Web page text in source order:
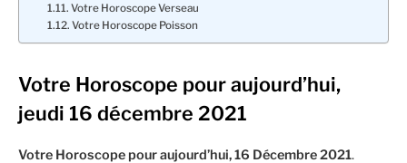
Votre Horoscope Verseau
Votre Horoscope Poisson
Votre Horoscope pour aujourd’hui,
jeudi 16 décembre 2021
Votre Horoscope pour aujourd’hui, 16 Décembre 2021.